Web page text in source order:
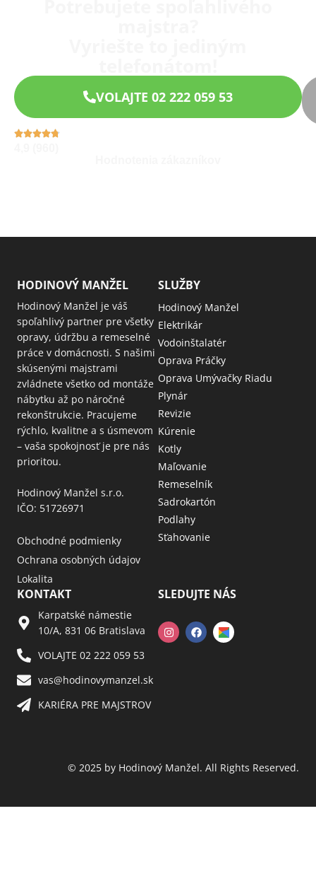
VOLAJTE 02 222 059 53
HODINOVÝ MANŽEL
Hodinový Manžel je váš
spoľahlivý partner pre všetky
opravy, údržbu a remeselné
práce v domácnosti. S našimi
skúsenými majstrami
zvládnete všetko od montáže
nábytku až po náročné
rekonštrukcie. Pracujeme
rýchlo, kvalitne a s úsmevom
– vaša spokojnosť je pre nás
prioritou.
Hodinový Manžel s.r.o.
IČO: 51726971
Obchodné podmienky
Ochrana osobných údajov
Lokalita
SLUŽBY
Hodinový Manžel
Elektrikár
Vodoinštalatér
Oprava Práčky
Oprava Umývačky Riadu
Plynár
Revizie
Kúrenie
Kotly
Maľovanie
Remeselník
Sadrokartón
Podlahy
Sťahovanie
KONTAKT
Karpatské námestie
10/A, 831 06 Bratislava
VOLAJTE 02 222 059 53​
vas@hodinovymanzel.sk​
KARIÉRA PRE MAJSTROV​
SLEDUJTE NÁS
© 2025 by Hodinový Manžel. All Rights Reserved.